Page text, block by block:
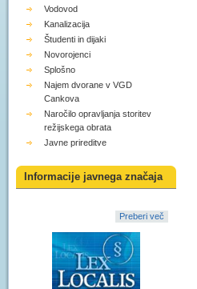
Vodovod
Kanalizacija
Študenti in dijaki
Novorojenci
Splošno
Najem dvorane v VGD
Cankova
Naročilo opravljanja storitev
režijskega obrata
Javne prireditve
Informacije javnega značaja
Preberi več